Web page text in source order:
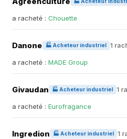
a racheté : Chouette
Danone 🏭 Acheteur industriel 1
a racheté : MADE Group
Givaudan 🏭 Acheteur industriel 1
a racheté : Eurofragance
Ingredion 🏭 Acheteur industriel 1